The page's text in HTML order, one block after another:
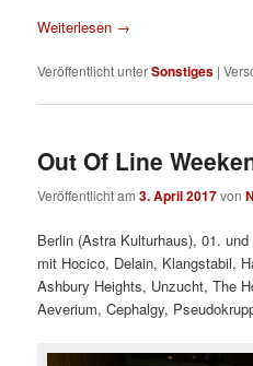
Weiterlesen →
Veröffentlicht unterSonstiges |
Out Of Line
Veröffentlicht am3. April 2017von
Berlin (Astra Kulturhaus), 01.
mit Hocico, Delain, Klangstabil,
Ashbury Heights, Unzucht, The
Aeverium, Cephalgy,